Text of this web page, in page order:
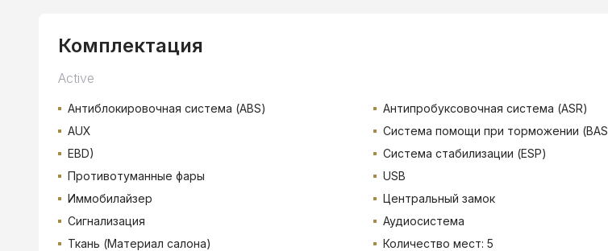
Комплектация
Active
Антиблокировочная система (ABS)
Антипробуксовочная система (ASR)
AUX
Система помощи при торможении (BAS
EBD)
Система стабилизации (ESP)
Противотуманные фары
USB
Иммобилайзер
Центральный замок
Сигнализация
Аудиосистема
Ткань (Материал салона)
Количество мест: 5